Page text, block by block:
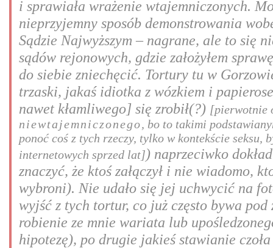
i sprawiała wrażenie wtajemniczonych.
nieprzyjemny sposób demonstrowania
Sądzie Najwyższym – nagrane, ale to się
sądów rejonowych, gdzie założyłem
do siebie zniechęcić. Tortury tu w
trzaski, jakaś idiotka z wózkiem i
nawet kłamliwego] się zrobił(?) [pierwotnie
niewtajemniczonego, bo to takimi
ponoć coś z tych rzeczy, tylko w kontekście seksu,
internetowych sprzed lat]) naprzeciwko
znaczyć, że ktoś załączył i nie wiadomo,
wybroni). Nie udało się jej uchwycić na
wyjść z tych tortur, co już często bywa
robienie ze mnie wariata lub
hipotezę), po drugie jakieś stawianie